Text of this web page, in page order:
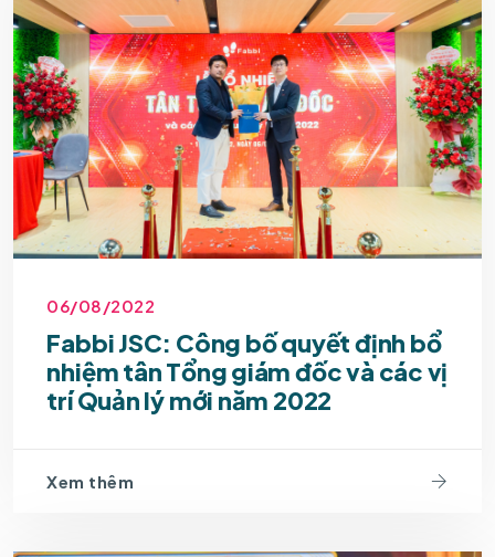
06/08/2022
Fabbi JSC: Công bố quyết định bổ
nhiệm tân Tổng giám đốc và các vị
trí Quản lý mới năm 2022
Xem thêm